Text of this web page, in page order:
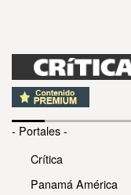
- Portales -
Crítica
Panamá América